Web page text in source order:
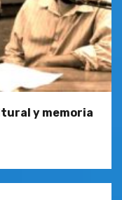
y memoria